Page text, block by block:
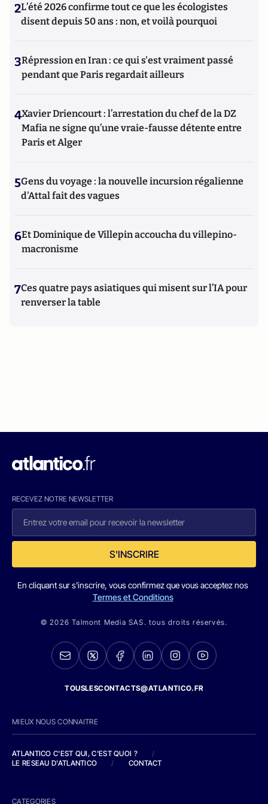
2L’été 2026 confirme tout ce que les écologistes
disent depuis 50 ans : non, et voilà pourquoi
3Répression en Iran : ce qui s'est vraiment passé
pendant que Paris regardait ailleurs
4Xavier Driencourt : l’arrestation du chef de la DZ
Mafia ne signe qu’une vraie-fausse détente entre
Paris et Alger
5Gens du voyage : la nouvelle incursion régalienne
d'Attal fait des vagues
6Et Dominique de Villepin accoucha du villepino-
macronisme
7Ces quatre pays asiatiques qui misent sur l’IA pour
renverser la table
RECEVEZ NOTRE NEWSLETTER
S'INSCRIRE
En cliquant sur s'inscrire, vous confirmez que vous acceptez nos
Termes et Conditions
© 2026 Talmont Media SAS. tous droits réservés.
TOUSLESCONTACTS@ATLANTICO.FR
MIEUX NOUS CONNAITRE
ATLANTICO C'EST QUI, C'EST QUOI ?
/
LE RESEAU D'ATLANTICO
/ CONTACT
CATEGORIES